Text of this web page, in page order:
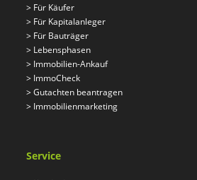
> Für Käufer
> Für Kapitalanleger
> Für Bauträger
> Lebensphasen
> Immobilien-Ankauf
> ImmoCheck
>Gutachten beantragen
> Immobilienmarketing
Service